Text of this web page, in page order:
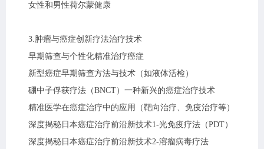
女性和男性荷尔蒙健康
3.肿瘤与癌症创新疗法治疗技术
早期筛查与个性化精准治疗癌症
新型癌症早期筛查方法与技术（如液体活检）
硼中子俘获疗法（BNCT）一种新兴的癌症治疗技术
精准医学在癌症治疗中的应用（靶向治疗、免疫治疗等）
深度揭秘日本癌症治疗前沿新技术1-光免疫疗法（PDT）
深度揭秘日本癌症治疗前沿新技术2-溶瘤病毒疗法